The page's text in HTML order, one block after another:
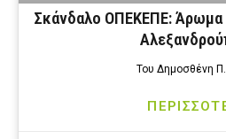
Σκάνδαλο ΟΠΕΚΕΠΕ: Άρωμα
Του Δημοσθένη